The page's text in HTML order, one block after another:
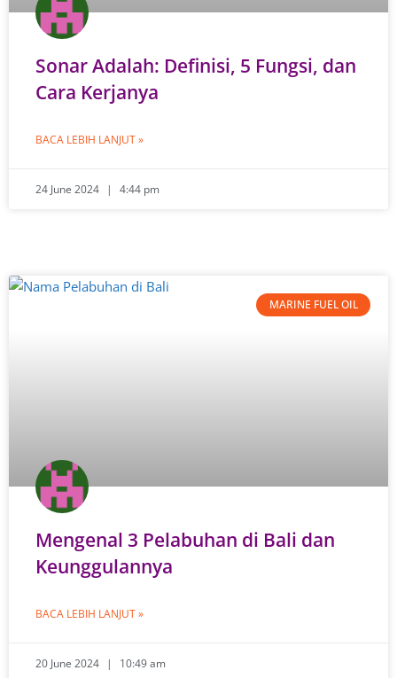
Sonar Adalah: Definisi, 5 Fungsi, dan
Cara Kerjanya
BACA LEBIH LANJUT »
24 June 2024 4:44 pm
MARINE FUEL OIL
Mengenal 3 Pelabuhan di Bali dan
Keunggulannya
BACA LEBIH LANJUT »
20 June 2024 10:49 am